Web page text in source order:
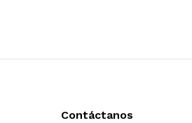
Contáctanos